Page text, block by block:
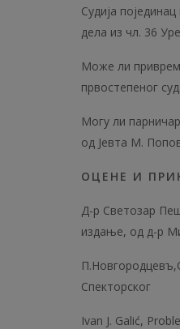
Судија
дела из чл. 36
Може ли
првостепеног
Могу ли
од Јевта М.
ОЦЕНЕ И
Д-р Светозар
издање, од д-р
Спекторског
Ivan Ј. Galić,